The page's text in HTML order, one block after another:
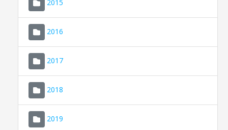
2015
2016
2017
2018
2019